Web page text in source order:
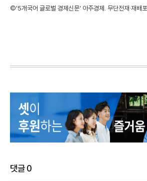
©'5개국어 글로벌 경제신문' 아주경제. 무단전재·재배
댓글0